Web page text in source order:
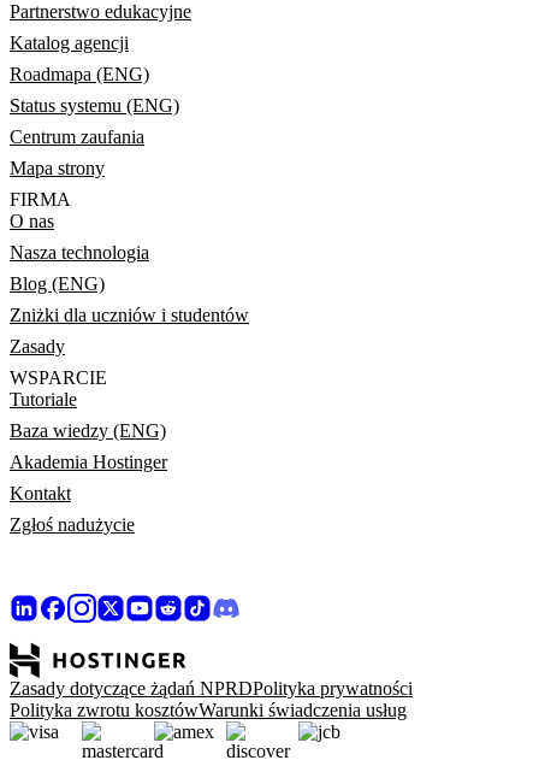
Partnerstwo edukacyjne
Katalog agencji
Roadmapa (ENG)
Status systemu (ENG)
Centrum zaufania
Mapa strony
FIRMA
O nas
Nasza technologia
Blog (ENG)
Zniżki dla uczniów i studentów
Zasady
WSPARCIE
Tutoriale
Baza wiedzy (ENG)
Akademia Hostinger
Kontakt
Zgłoś nadużycie
Zasady dotyczące żądań NPRDPolityka prywatności
Polityka zwrotu kosztówWarunki świadczenia usług